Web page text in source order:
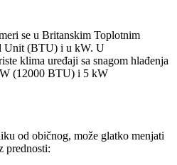
se u Britanskim Toplotnim
Unit (BTU) i u kW. U
klima uređaji sa snagom hlađenja
(12000 BTU) i 5 kW
od običnog, može glatko menjati
prednosti: